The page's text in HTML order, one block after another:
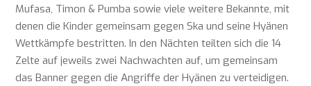
Mufasa, Timon & Pumba sowie viele weitere Bekannte, mit
denen die Kinder gemeinsam gegen Ska und seine Hyänen
Wettkämpfe bestritten. In den Nächten teilten sich die 14
Zelte auf jeweils zwei Nachwachten auf, um gemeinsam
das Banner gegen die Angriffe der Hyänen zu verteidigen.